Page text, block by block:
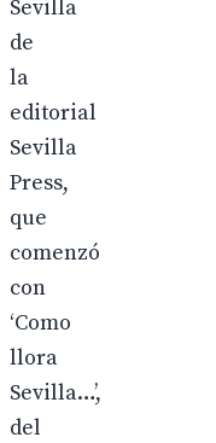
Sevilla
de
la
editorial
Sevilla
Press,
que
comenzó
con
‘Como
llora
Sevilla…’,
del